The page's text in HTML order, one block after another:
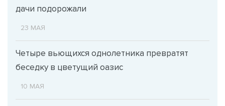
дачи подорожали
23 МАЯ
Четыре вьющихся однолетника превратят
беседку в цветущий оазис
10 МАЯ